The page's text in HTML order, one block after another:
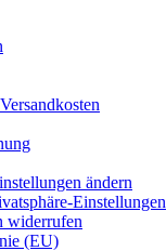
ändern
Einstellungen
widerrufen
(EU)